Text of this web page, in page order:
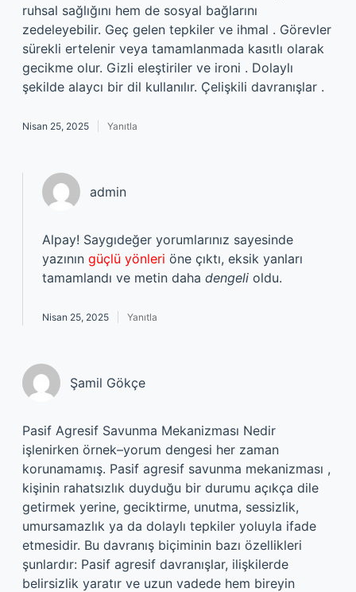
ruhsal sağlığını hem de sosyal bağlarını
zedeleyebilir. Geç gelen tepkiler ve ihmal . Görevler
sürekli ertelenir veya tamamlanmada kasıtlı olarak
gecikme olur. Gizli eleştiriler ve ironi . Dolaylı
şekilde alaycı bir dil kullanılır. Çelişkili davranışlar .
Nisan 25, 2025 Yanıtla
admin
Alpay! Saygıdeğer yorumlarınız sayesinde
yazının güçlü yönleri öne çıktı, eksik yanları
tamamlandı ve metin daha dengeli oldu.
Nisan 25, 2025 Yanıtla
Şamil Gökçe
Pasif Agresif Savunma Mekanizması Nedir
işlenirken örnek–yorum dengesi her zaman
korunamamış. Pasif agresif savunma mekanizması ,
kişinin rahatsızlık duyduğu bir durumu açıkça dile
getirmek yerine, geciktirme, unutma, sessizlik,
umursamazlık ya da dolaylı tepkiler yoluyla ifade
etmesidir. Bu davranış biçiminin bazı özellikleri
şunlardır: Pasif agresif davranışlar, ilişkilerde
belirsizlik yaratır ve uzun vadede hem bireyin